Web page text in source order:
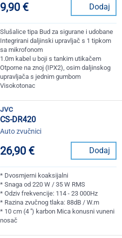
9,90 € Dodaj
Slušalice tipa Bud za sigurane i udobane
Integrirani daljinski upravljač s 1 tipkom
sa mikrofonom
1.0m kabel u boji s tankim utikačem
Otporne na znoj (IPX2), osim daljinskog
upravljača s jednim gumbom
Visokotonac
jvc
CS-DR420
Auto zvučnici
26,90 € Dodaj
* Dvosmjerni koaksijalni
* Snaga od 220 W / 35 W RMS
* Odziv frekvencije: 114 - 23 000Hz
* Razina zvučnog tlaka: 88dB / W.m
* 10 cm (4 '') karbon Mica konusni vuneni
nosač